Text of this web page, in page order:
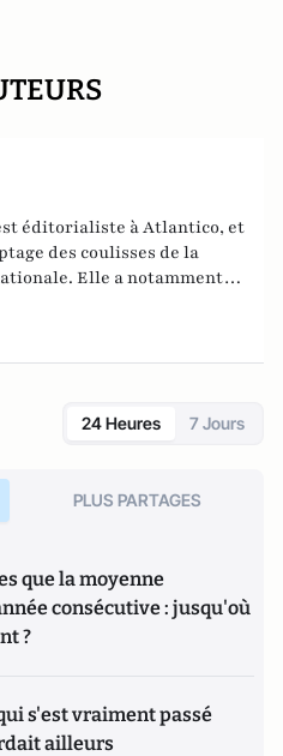
éditorialiste à Atlantico, et
des coulisses de la
Elle a notamment
ambition
réalisé les documentaires
24 Heures 7 Jours
PLUS PARTAGES
que la moyenne
consécutive : jusqu'où
?
s'est vraiment passé
ailleurs